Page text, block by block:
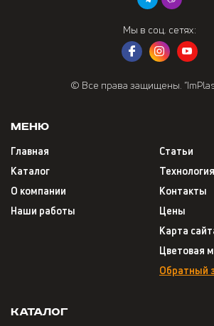
Мы в соц. сетях:
© Все права защищены.
Меню
Главная
Каталог
О компании
Наши работы
Статьи
Технология
Контакты
Цены
Карта
Цветовая
Обратный
Каталог